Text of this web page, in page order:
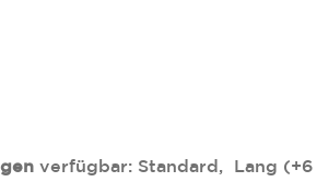
verfügbar: Standard, Lang (+6